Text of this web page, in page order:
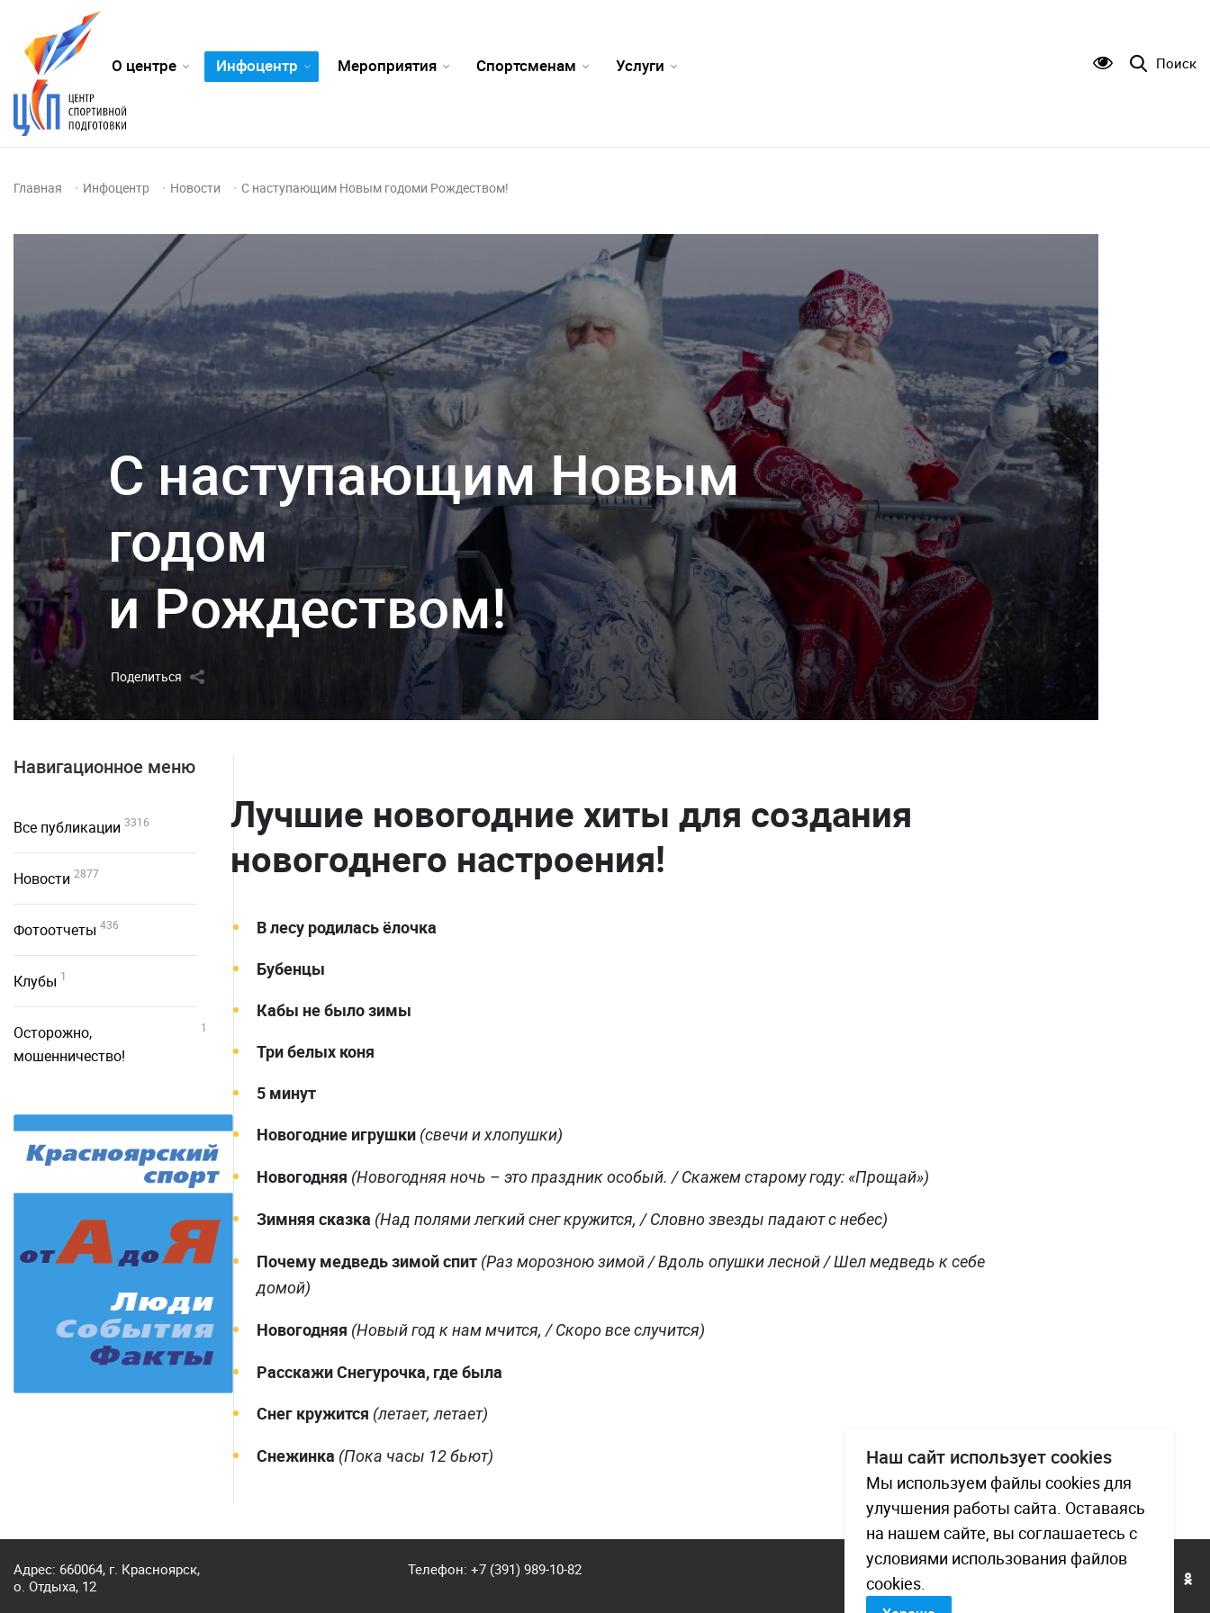
О центре Инфоцентр Мероприятия Спортсменам Услуги Поиск
Главная Инфоцентр Новости С наступающим Новым годоми Рождеством!
С наступающим Новым
годом
и Рождеством!
Поделиться
Навигационное меню
Все публикации 3316
Новости 2877
Фотоотчеты 436
Клубы 1
Осторожно,
мошенничество!
1
Лучшие новогодние хиты для создания
новогоднего настроения!
В лесу родилась ёлочка
Бубенцы
Кабы не было зимы
Три белых коня
5 минут
Новогодние игрушки (свечи и хлопушки)
Новогодняя (Новогодняя ночь – это праздник особый. / Скажем старому году: «Прощай»)
Зимняя сказка (Над полями легкий снег кружится, / Словно звезды падают с небес)
Почему медведь зимой спит (Раз морозною зимой / Вдоль опушки лесной / Шел медведь к себе
домой)
Новогодняя (Новый год к нам мчится, / Скоро все случится)
Расскажи Снегурочка, где была
Снег кружится (летает, летает)
Снежинка (Пока часы 12 бьют)
Адрес: 660064, г. Красноярск,
о. Отдыха, 12
Телефон: +7 (391) 989-10-82
Наш сайт использует cookies
Мы используем файлы cookies для
улучшения работы сайта. Оставаясь
на нашем сайте, вы соглашаетесь с
условиями использования файлов
cookies.